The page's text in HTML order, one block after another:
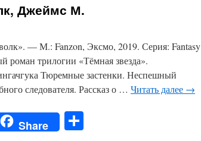
Джеймс М.
— М.: Fanzon, Эксмо, 2019. Серия: Fantasy
роман трилогии «Тёмная звезда».
Тюремные застенки. Неспешный
следователя. Рассказ о … Читать далее →
Share